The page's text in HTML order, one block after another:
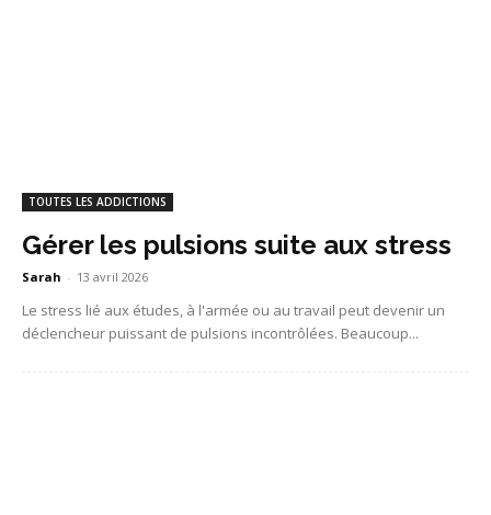
TOUTES LES ADDICTIONS
Gérer les pulsions suite aux stress
Sarah - 13 avril 2026
Le stress lié aux études, à l'armée ou au travail peut devenir un
déclencheur puissant de pulsions incontrôlées. Beaucoup...